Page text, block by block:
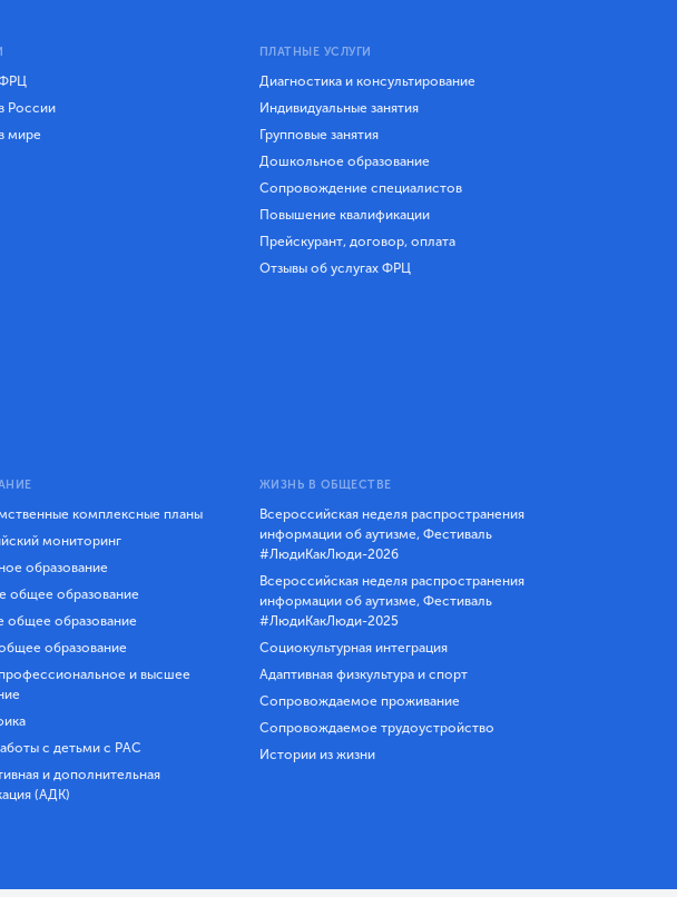
России
мире
ПЛАТНЫЕ УСЛУГИ
Диагностика и консультирование
Индивидуальные занятия
Групповые занятия
Дошкольное образование
Сопровождение специалистов
Повышение квалификации
Прейскурант, договор, оплата
Отзывы об услугах ФРЦ
комплексные планы
мониторинг
образование
общее образование
общее образование
образование
и высшее
с детьми с РАС
и дополнительная
(АДК)
ЖИЗНЬ В ОБЩЕСТВЕ
Всероссийская неделя распространения
информации об аутизме, Фестиваль
#ЛюдиКакЛюди-2026
Всероссийская неделя распространения
информации об аутизме, Фестиваль
#ЛюдиКакЛюди-2025
Социокультурная интеграция
Адаптивная физкультура и спорт
Сопровождаемое проживание
Сопровождаемое трудоустройство
Истории из жизни